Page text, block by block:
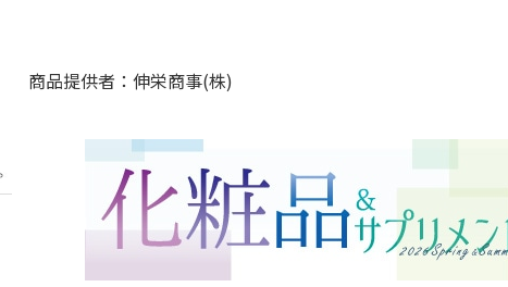
商品提供者：伸栄商事(株)